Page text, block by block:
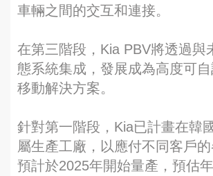
車輛之間的交互和連接。
在第三階段，Kia PBV將透過與
態系統集成，發展成為高度可
移動解決方案。
針對第一階段，Kia已計畫在韓
屬生產工廠，以應付不同客戶的
預計於2025年開始量產，預估